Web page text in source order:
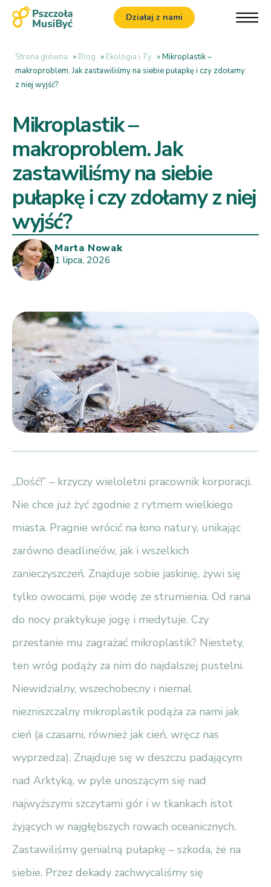
Działaj z nami
Strona główna » Blog » Ekologia i Ty »Mikroplastik –
makroproblem. Jak zastawiliśmy na siebie pułapkę i czy zdołamy
z niej wyjść?
Mikroplastik –
makroproblem. Jak
zastawiliśmy na siebie
pułapkę i czy zdołamy z niej
wyjść?
Marta Nowak
1 lipca, 2026
„Dość!” – krzyczy wieloletni pracownik korporacji.
Nie chce już żyć zgodnie z rytmem wielkiego
miasta. Pragnie wrócić na łono natury, unikając
zarówno deadline’ów, jak i wszelkich
zanieczyszczeń. Znajduje sobie jaskinię, żywi się
tylko owocami, pije wodę ze strumienia. Od rana
do nocy praktykuje jogę i medytuje. Czy
przestanie mu zagrażać mikroplastik? Niestety,
ten wróg podąży za nim do najdalszej pustelni.
Niewidzialny, wszechobecny i niemal
niezniszczalny mikroplastik podąża za nami jak
cień (a czasami, również jak cień, wręcz nas
wyprzedza). Znajduje się w deszczu padającym
nad Arktyką, w pyle unoszącym się nad
najwyższymi szczytami gór i w tkankach istot
żyjących w najgłębszych rowach oceanicznych.
Zastawiliśmy genialną pułapkę – szkoda, że na
siebie. Przez dekady zachwycaliśmy się